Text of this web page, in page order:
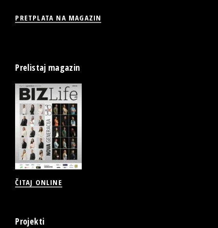
PRETPLATA NA MAGAZIN
Prelistaj magazin
ČITAJ ONLINE
Projekti